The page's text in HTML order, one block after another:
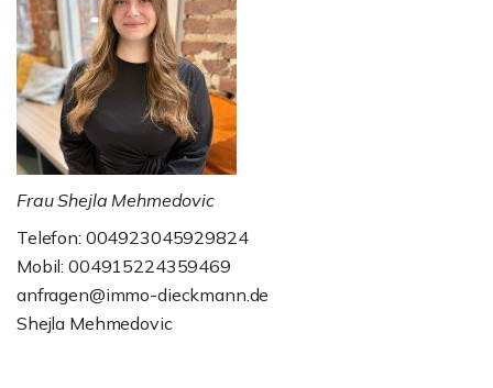
Frau Shejla Mehmedovic
Telefon: 004923045929824
Mobil: 004915224359469
anfragen@immo-dieckmann.de
Shejla Mehmedovic